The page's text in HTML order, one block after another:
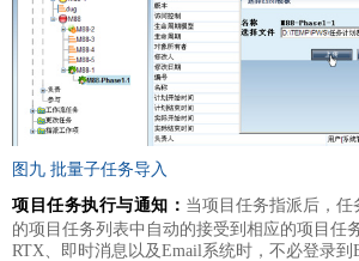
图九 批量子任务导入
项目任务执行与通知： 当项目任务指派后，任
的项目任务列表中自动的接受到相应的项目任
RTX、即时消息以及Email系统时，不必登录到